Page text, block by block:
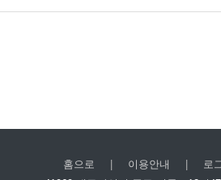
홈으로 | 이용안내 | 로